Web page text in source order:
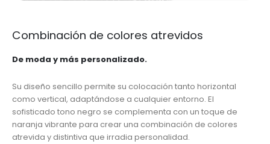
Combinación de colores atrevidos
De moda y más personalizado.
Su diseño sencillo permite su colocación tanto horizontal
como vertical, adaptándose a cualquier entorno. El
sofisticado tono negro se complementa con un toque de
naranja vibrante para crear una combinación de colores
atrevida y distintiva que irradia personalidad.